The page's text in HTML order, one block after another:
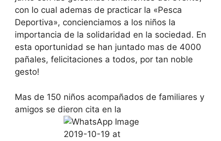
con lo cual ademas de practicar la «Pesca
Deportiva», concienciamos a los niños la
importancia de la solidaridad en la sociedad. En
esta oportunidad se han juntado mas de 4000
pañales, felicitaciones a todos, por tan noble
gesto!
Mas de 150 niños acompañados de familiares y
amigos se dieron cita en la